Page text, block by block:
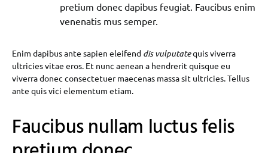
pretium donec dapibus feugiat. Faucibus enim
venenatis mus semper.
Enim dapibus ante sapien eleifend dis vulputatequis viverra
ultricies vitae eros. Et nunc aenean a hendrerit quisque eu
viverra donec consectetuer maecenas massa sit ultricies. Tellus
ante quis vici elementum etiam.
Faucibus nullam luctus felis